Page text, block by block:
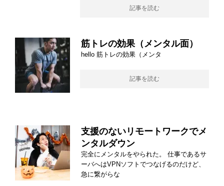
記事を読む
筋トレの効果（メンタル面）
hello 筋トレの効果（メンタ
記事を読む
支援のないリモートワークでメ
ンタルダウン
完全にメンタルをやられた。 仕事であるサ
ーバへはVPNソフトでつなげるのだけど、
急に繋がらな